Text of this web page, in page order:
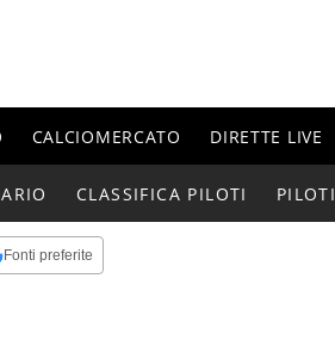
CALCIOMERCATO DIRETTE LIVE
CLASSIFICA PILOTI PILOTI
Fonti preferite